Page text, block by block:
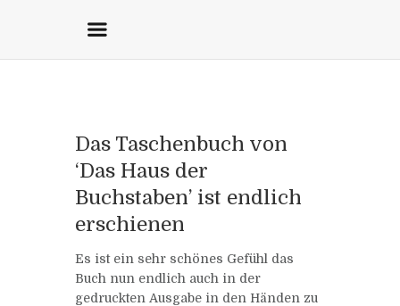
Das Taschenbuch von
‘Das Haus der
Buchstaben’ ist endlich
erschienen
Es ist ein sehr schönes Gefühl das
Buch nun endlich auch in der
gedruckten Ausgabe in den Händen zu